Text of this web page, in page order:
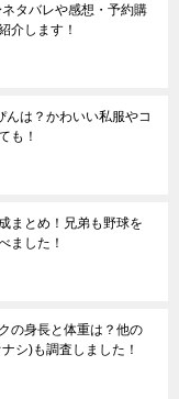
タバレや感想・予約購
介します！
んは？かわいい私服やコ
も！
まとめ！兄弟も野球を
ました！
の身長と体重は？他の
シ)も調査しました！